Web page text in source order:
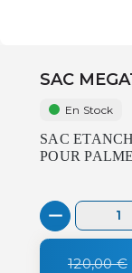
SAC
En Stock
SAC
POUR
120,00 €